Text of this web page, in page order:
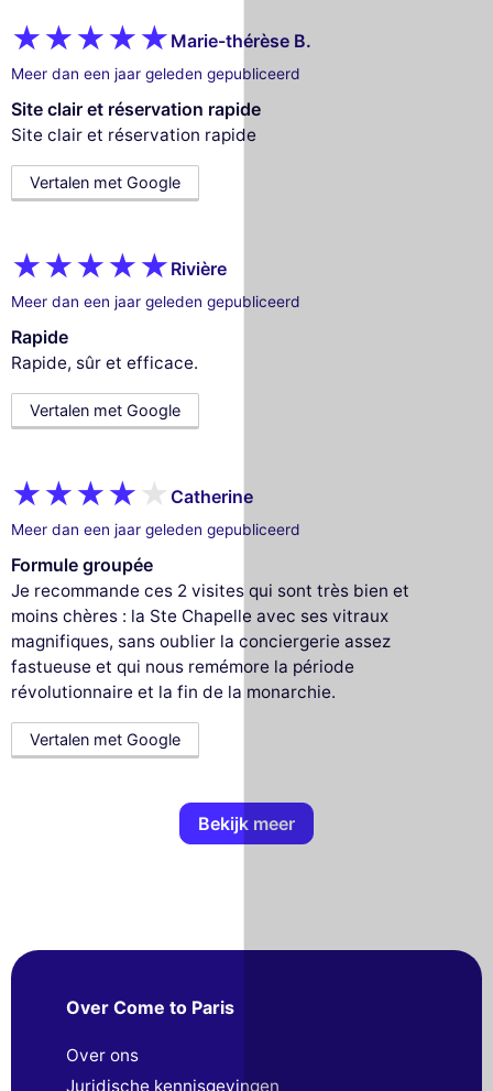
Marie-thérèse B.
Meer dan een jaar geleden gepubliceerd
Site clair et réservation rapide
Site clair et réservation rapide
Vertalen met Google
Rivière
Meer dan een jaar geleden gepubliceerd
Rapide
Rapide, sûr et efficace.
Vertalen met Google
Catherine
Meer dan een jaar geleden gepubliceerd
Formule groupée
Je recommande ces 2 visites qui sont très bien et
moins chères : la Ste Chapelle avec ses vitraux
magnifiques, sans oublier la conciergerie assez
fastueuse et qui nous remémore la période
révolutionnaire et la fin de la monarchie.
Vertalen met Google
Bekijk meer
Over Come to Paris
Over ons
Juridische kennisgevingen